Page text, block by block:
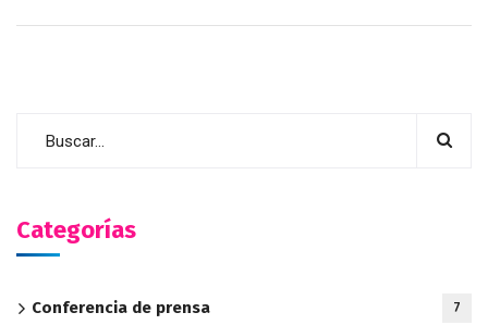
Categorías
Conferencia de prensa 7